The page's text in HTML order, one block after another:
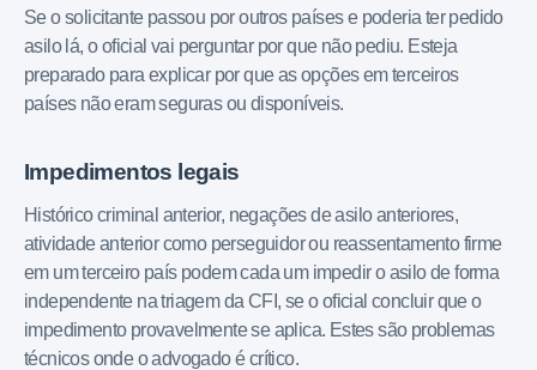
Se o solicitante passou por outros países e poderia ter pedido
asilo lá, o oficial vai perguntar por que não pediu. Esteja
preparado para explicar por que as opções em terceiros
países não eram seguras ou disponíveis.
Impedimentos legais
Histórico criminal anterior, negações de asilo anteriores,
atividade anterior como perseguidor ou reassentamento firme
em um terceiro país podem cada um impedir o asilo de forma
independente na triagem da CFI, se o oficial concluir que o
impedimento provavelmente se aplica. Estes são problemas
técnicos onde o advogado é crítico.